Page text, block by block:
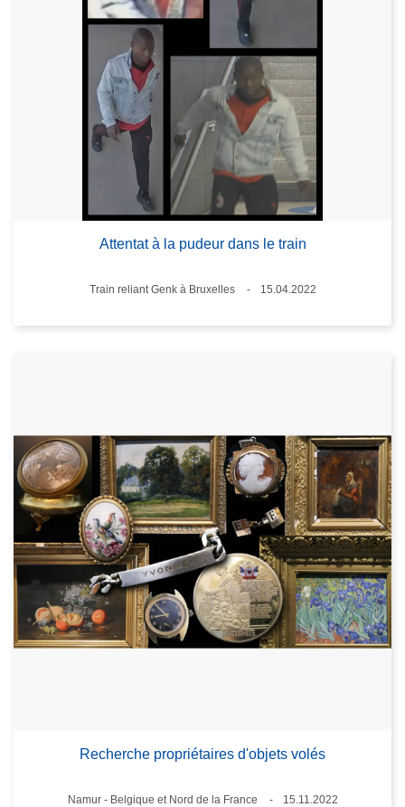
Attentat à la pudeur dans le train
Standort
Train reliant Genk à Bruxelles
15.04.2022
Recherche propriétaires d'objets volés
Standort
Namur - Belgique et Nord de la France
15.11.2022